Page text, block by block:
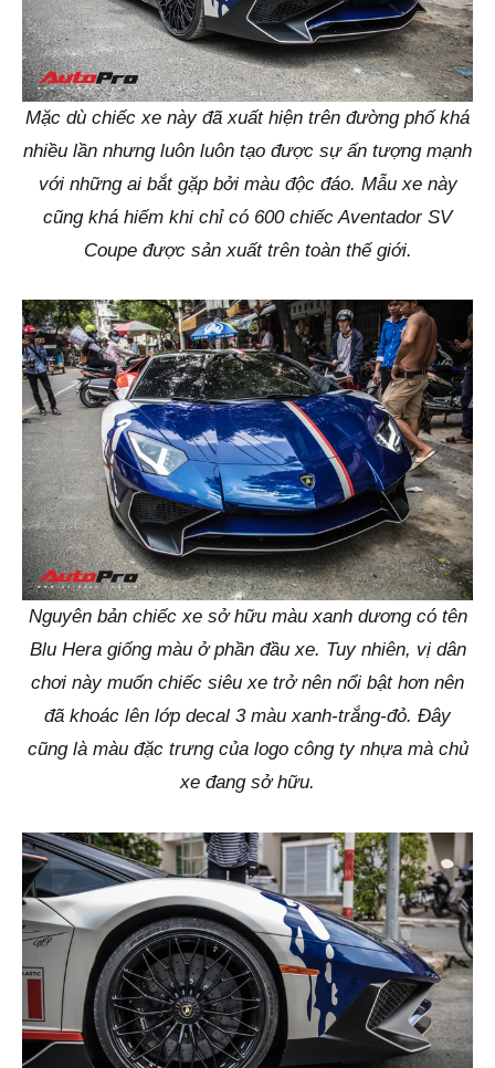
Mặc dù chiếc xe này đã xuất hiện trên đường phố khá
nhiều lần nhưng luôn luôn tạo được sự ấn tượng mạnh
với những ai bắt gặp bởi màu độc đáo. Mẫu xe này
cũng khá hiếm khi chỉ có 600 chiếc Aventador SV
Coupe được sản xuất trên toàn thế giới.
Nguyên bản chiếc xe sở hữu màu xanh dương có tên
Blu Hera giống màu ở phần đầu xe. Tuy nhiên, vị dân
chơi này muốn chiếc siêu xe trở nên nổi bật hơn nên
đã khoác lên lớp decal 3 màu xanh-trắng-đỏ. Đây
cũng là màu đặc trưng của logo công ty nhựa mà chủ
xe đang sở hữu.